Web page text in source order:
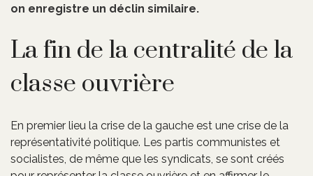
on enregistre un déclin similaire.
La fin de la centralité de la
classe ouvrière
En premier lieu la crise de la gauche est une crise de la
représentativité politique. Les partis communistes et
socialistes, de même que les syndicats, se sont créés